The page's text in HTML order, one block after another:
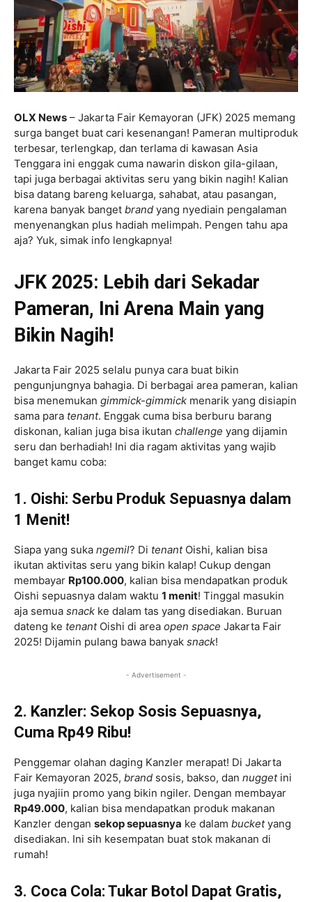
OLX News – Jakarta Fair Kemayoran (JFK) 2025 memang
surga banget buat cari kesenangan! Pameran multiproduk
terbesar, terlengkap, dan terlama di kawasan Asia
Tenggara ini enggak cuma nawarin diskon gila-gilaan,
tapi juga berbagai aktivitas seru yang bikin nagih! Kalian
bisa datang bareng keluarga, sahabat, atau pasangan,
karena banyak banget brand yang nyediain pengalaman
menyenangkan plus hadiah melimpah. Pengen tahu apa
aja? Yuk, simak info lengkapnya!
JFK 2025: Lebih dari Sekadar
Pameran, Ini Arena Main yang
Bikin Nagih!
Jakarta Fair 2025 selalu punya cara buat bikin
pengunjungnya bahagia. Di berbagai area pameran, kalian
bisa menemukan gimmick-gimmick menarik yang disiapin
sama para tenant. Enggak cuma bisa berburu barang
diskonan, kalian juga bisa ikutan challenge yang dijamin
seru dan berhadiah! Ini dia ragam aktivitas yang wajib
banget kamu coba:
1. Oishi: Serbu Produk Sepuasnya dalam
1 Menit!
Siapa yang suka ngemil? Di tenantOishi, kalian bisa
ikutan aktivitas seru yang bikin kalap! Cukup dengan
membayar Rp100.000, kalian bisa mendapatkan produk
Oishi sepuasnya dalam waktu 1 menit! Tinggal masukin
aja semua snack ke dalam tas yang disediakan. Buruan
dateng ke tenantOishi di area open space Jakarta Fair
2025! Dijamin pulang bawa banyak snack!
- Advertisement -
2. Kanzler: Sekop Sosis Sepuasnya,
Cuma Rp49 Ribu!
Penggemar olahan daging Kanzler merapat! Di Jakarta
Fair Kemayoran 2025, brand sosis, bakso, dan nuggetini
juga nyajiin promo yang bikin ngiler. Dengan membayar
Rp49.000, kalian bisa mendapatkan produk makanan
Kanzler dengan sekop sepuasnya ke dalam bucketyang
disediakan. Ini sih kesempatan buat stok makanan di
rumah!
3. Coca Cola: Tukar Botol Dapat Gratis,